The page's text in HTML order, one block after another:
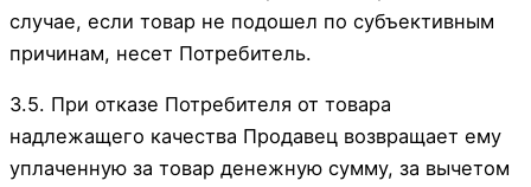
случае, если товар не подошел по субъективным
причинам, несет Потребитель.
3.5. При отказе Потребителя от товара
надлежащего качества Продавец возвращает ему
уплаченную за товар денежную сумму, за вычетом